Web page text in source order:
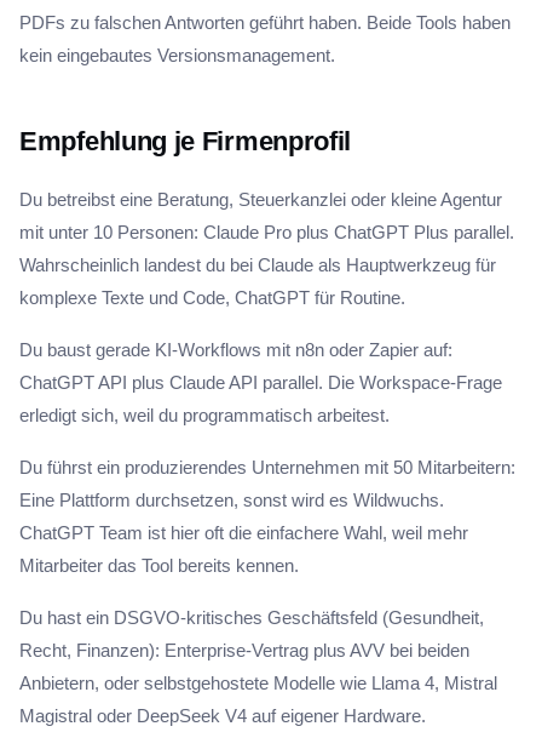
PDFs zu falschen Antworten geführt haben. Beide Tools haben
kein eingebautes Versionsmanagement.
Empfehlung je Firmenprofil
Du betreibst eine Beratung, Steuerkanzlei oder kleine Agentur
mit unter 10 Personen: Claude Pro plus ChatGPT Plus parallel.
Wahrscheinlich landest du bei Claude als Hauptwerkzeug für
komplexe Texte und Code, ChatGPT für Routine.
Du baust gerade KI-Workflows mit n8n oder Zapier auf:
ChatGPT API plus Claude API parallel. Die Workspace-Frage
erledigt sich, weil du programmatisch arbeitest.
Du führst ein produzierendes Unternehmen mit 50 Mitarbeitern:
Eine Plattform durchsetzen, sonst wird es Wildwuchs.
ChatGPT Team ist hier oft die einfachere Wahl, weil mehr
Mitarbeiter das Tool bereits kennen.
Du hast ein DSGVO-kritisches Geschäftsfeld (Gesundheit,
Recht, Finanzen): Enterprise-Vertrag plus AVV bei beiden
Anbietern, oder selbstgehostete Modelle wie Llama 4, Mistral
Magistral oder DeepSeek V4 auf eigener Hardware.